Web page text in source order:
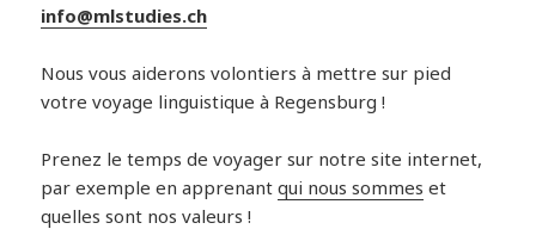
info@mlstudies.ch
Nous vous aiderons volontiers à mettre sur pied
votre voyage linguistique à Regensburg !
Prenez le temps de voyager sur notre site internet,
par exemple en apprenantqui nous sommes et
quelles sont nos valeurs !